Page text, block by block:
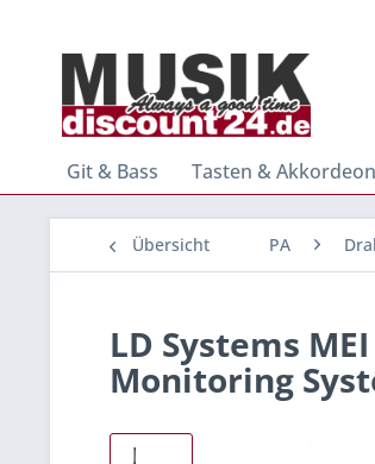
Git & Bass Tasten & Akkordeon
Übersicht PA
LD Systems
Monitoring